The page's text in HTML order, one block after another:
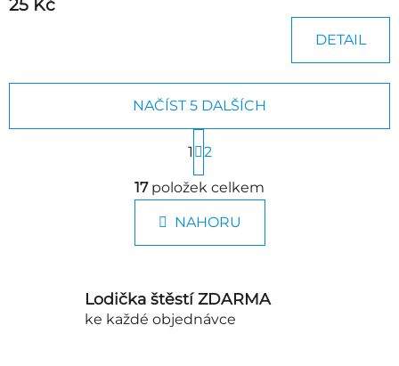
25 Kč
DETAIL
O
v
l
á
d
c
í
p
NAČÍST 5 DALŠÍCH
S
t
r
á
n
k
n
í
1 2
17položek celkem
NAHORU
Lodička štěstí ZDARMA
ke každé objednávce